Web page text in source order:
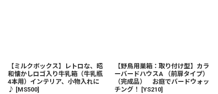
【ミルクボックス】レトロな、昭
和懐かしロゴ入り牛乳箱（牛乳瓶
4本用）インテリア、小物入れに
♪ [MS500]
【野鳥用巣箱：取り付け型】カラ
ーバードハウスA （前扉タイプ）
（完成品） お庭でバードウォッ
チング！
[YS210]